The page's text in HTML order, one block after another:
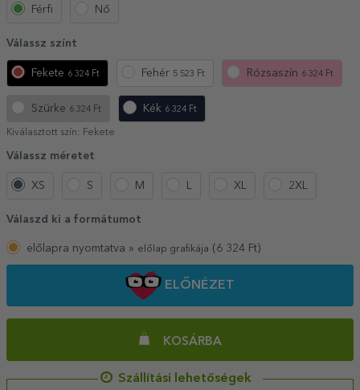
Férfi Nő
Válassz színt
Fekete 6 324 Ft Fehér 5 523 Ft Rózsaszín 6 324 Ft
Szürke 6 324 Ft Kék 6 324 Ft
Kiválasztott szín: Fekete
Válassz méretet
XS S M L XL 2XL
Válaszd ki a formátumot
előlapra nyomtatva » előlap grafikája (6 324 Ft)
ELŐNÉZET
KOSÁRBA
Szállítási lehetőségek